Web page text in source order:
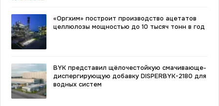
«Оргхим» построит производство ацетатов
целлюлозы мощностью до 10 тысяч тонн в год
BYK представил щёлочестойкую смачивающе-
диспергирующую добавку DISPERBYK-2180 для
водных систем